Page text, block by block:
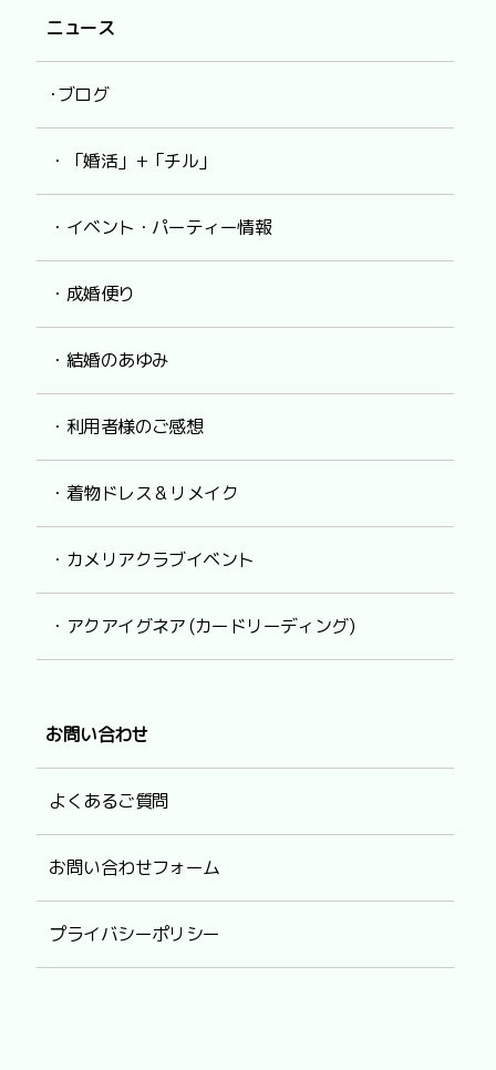
ニュース
･ブログ
・「婚活」+「チル」
・イベント・パーティー情報
・成婚便り
・結婚のあゆみ
・利用者様のご感想
・着物ドレス & リメイク
・カメリアクラブイベント
・アクアイグネア (カードリーディング)
お問い合わせ
よくあるご質問
お問い合わせフォーム
プライバシーポリシー